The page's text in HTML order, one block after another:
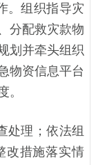
。组织指导灾
分配救灾款物
划并牵头组织
物资信息平台
。
处理；依法组
改措施落实情